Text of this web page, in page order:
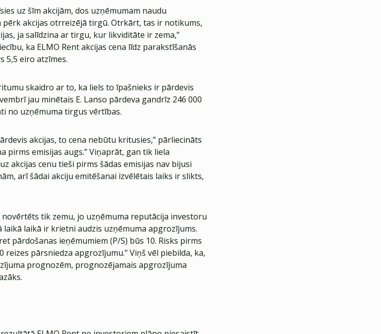
uz šīm akcijām, dos uzņēmumam naudu
pērk akcijas otrreizējā tirgū. Otrkārt, tas ir notikums,
ja salīdzina ar tirgu, kur likviditāte ir zema,”
ka ELMO Rent akcijas cena līdz parakstīšanās
5,5 eiro atzīmes.
skaidro ar to, ka liels to īpašnieks ir pārdevis
jau minētais E. Lanso pārdeva gandrīz 246 000
no uzņēmuma tirgus vērtības.
akcijas, to cena nebūtu kritusies,” pārliecināts
pirms emisijas augs.” Viņaprāt, gan tik liela
akcijas cenu tieši pirms šādas emisijas nav bijusi
arī šādai akciju emitēšanai izvēlētais laiks ir slikts,
novērtēts tik zemu, jo uzņēmuma reputācija investoru
laikā laikā ir krietni audzis uzņēmuma apgrozījums.
pārdošanas ieņēmumiem (P/S) būs 10. Risks pirms
reizes pārsniedza apgrozījumu.” Viņš vēl piebilda, ka,
prognozēm, prognozējamais apgrozījuma